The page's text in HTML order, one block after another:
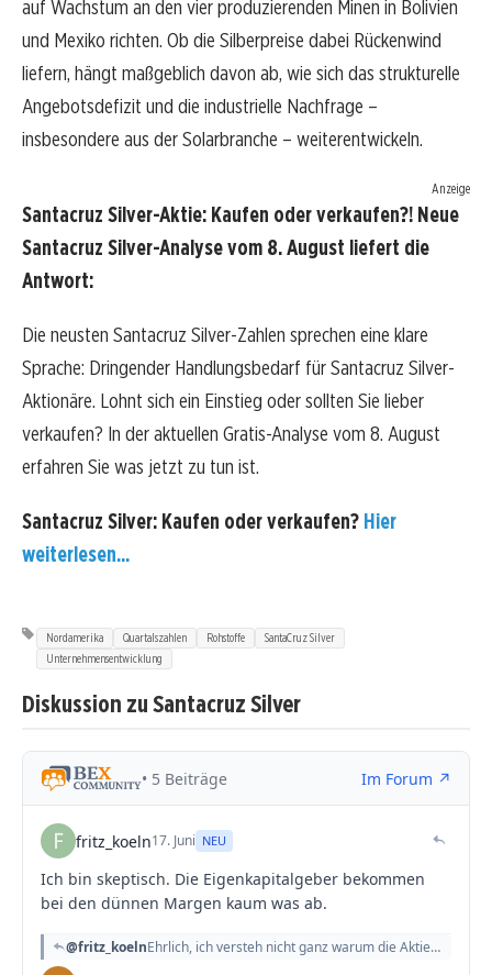
auf Wachstum an den vier produzierenden Minen in Bolivien
und Mexiko richten. Ob die Silberpreise dabei Rückenwind
liefern, hängt maßgeblich davon ab, wie sich das strukturelle
Angebotsdefizit und die industrielle Nachfrage –
insbesondere aus der Solarbranche – weiterentwickeln.
Anzeige
Santacruz Silver-Aktie: Kaufen oder verkaufen?! Neue
Santacruz Silver-Analyse vom 8. August liefert die
Antwort:
Die neusten Santacruz Silver-Zahlen sprechen eine klare
Sprache: Dringender Handlungsbedarf für Santacruz Silver-
Aktionäre. Lohnt sich ein Einstieg oder sollten Sie lieber
verkaufen? In der aktuellen Gratis-Analyse vom 8. August
erfahren Sie was jetzt zu tun ist.
Santacruz Silver: Kaufen oder verkaufen? Hier
weiterlesen...
Nordamerika Quartalszahlen Rohstoffe
SantaCruz Silver
Unternehmensentwicklung
Diskussion zu Santacruz Silver